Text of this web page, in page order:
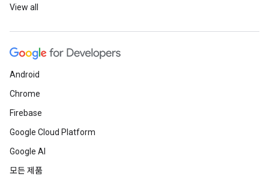
View all
Android
Chrome
Firebase
Google Cloud Platform
Google AI
모든 제품